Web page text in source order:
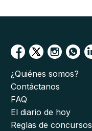
¿Quiénes somos?
Contáctanos
FAQ
El diario de hoy
Reglas de concursos